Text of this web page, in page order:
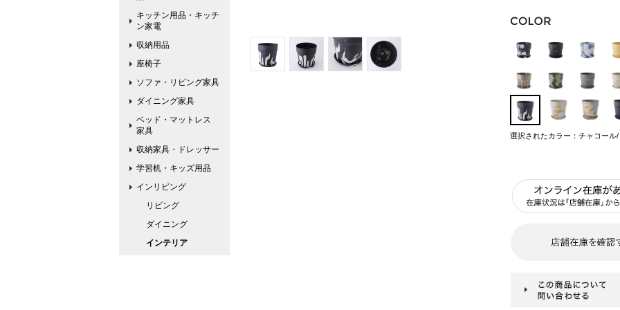
選択されたカラー：チャコール
キッチン用品・キッチ
ン家電
収納用品
座椅子
ソファ・リビング家具
ダイニング家具
ベッド・マットレス
家具
収納家具・ドレッサー
学習机・キッズ用品
インリビング
リビング
ダイニング
インテリア